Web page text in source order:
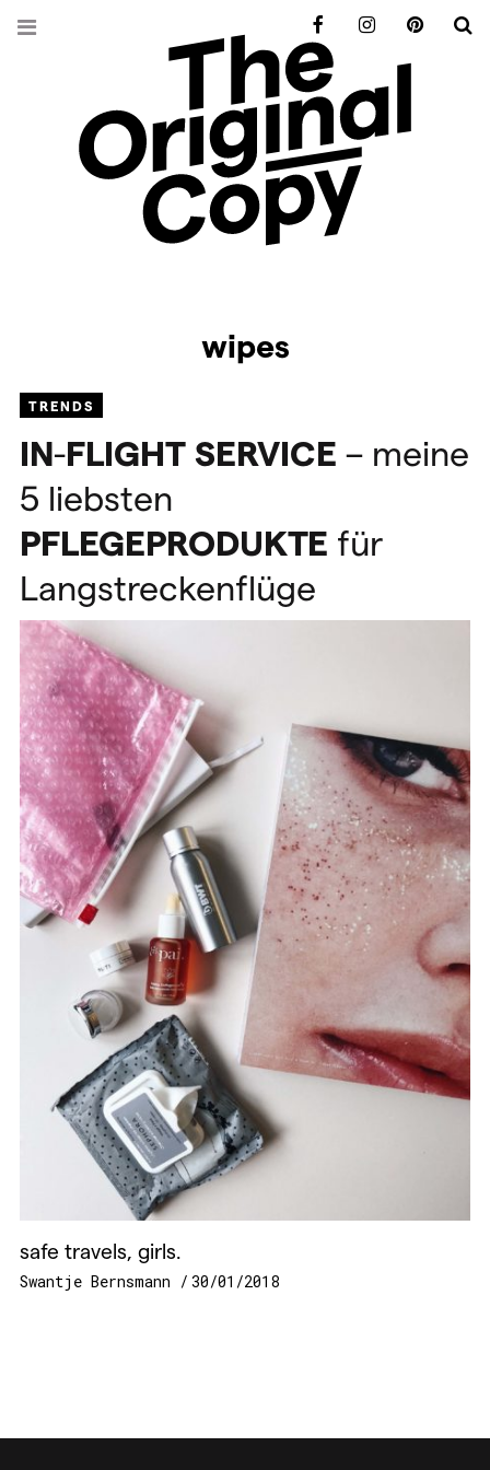
wipes
TRENDS
IN-FLIGHT SERVICE – meine
5 liebsten
PFLEGEPRODUKTE für
Langstreckenflüge
safe travels, girls.
Swantje Bernsmann 30/01/2018
FacebookInstagramPinterest